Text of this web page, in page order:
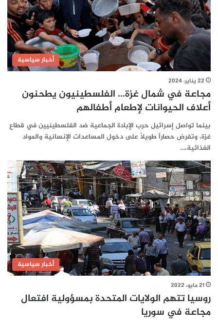
أخبار سياسية
22 يناير، 2024
مجاعة في شمال غزة… الفلسطينيون يطحنون
أعلاف الحيوانات لإطعام أطفالهم
بينما تواصل إسرائيل حرب الإبادة الجماعية ضد الفلسطينيين في قطاع
غزة، وتفرض حصاراً طويلاً على دخول المساعدات الإنسانية والمواد
الغذائية،…
أخبار سياسية
21 مايو، 2022
روسيا تتهم الولايات المتحدة بمسؤولية افتعال
مجاعة في سوريا